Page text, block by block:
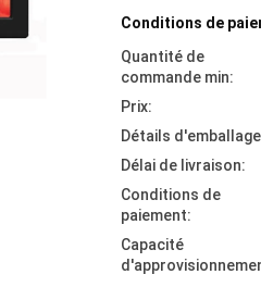
Conditions de
Quantité de
commande min:
Prix:
Détails
Délai de livraison:
Conditions de
paiement:
Capacité